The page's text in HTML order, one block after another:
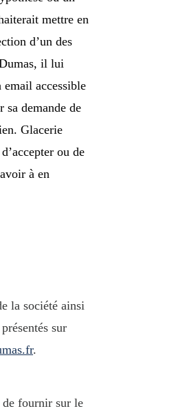
mettre en
d’un des
il lui
email accessible
demande de
Glacerie
ou de
à en
la société ainsi
sur
.
de fournir sur le